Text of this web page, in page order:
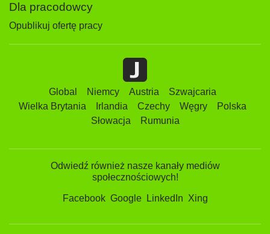
Dla pracodowcy
Opublikuj ofertę pracy
Global Niemcy Austria
Szwajcaria
Wielka Brytania
Irlandia Czechy Węgry
Polska
Słowacja
Rumunia
Odwiedź również nasze kanały mediów
społecznościowych!
Facebook Google LinkedIn Xing